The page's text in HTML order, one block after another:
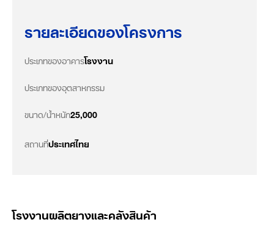
รายละเอียดของโครงการ
ประเภทของอาคารโรงงาน
ประเภทของอุตสาหกรรม
ขนาด/น้ำหนัก25,000
สถานที่ประเทศไทย
โรงงานผลิตยางและคลังสินค้า